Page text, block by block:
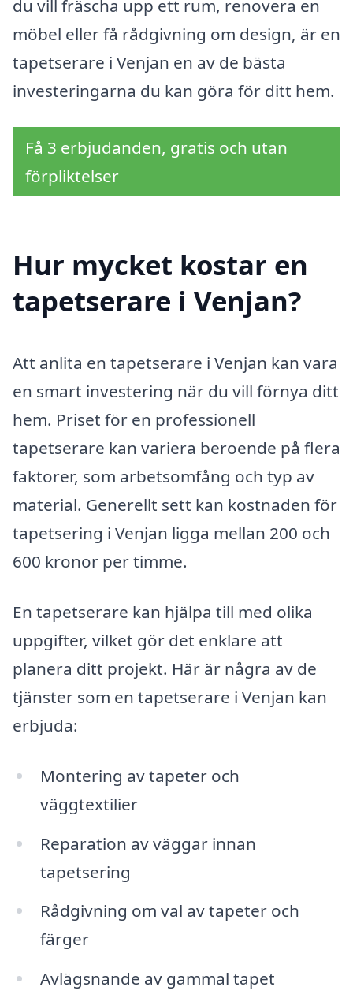
du vill fräscha upp ett rum, renovera en
möbel eller få rådgivning om design, är en
tapetserare i Venjan en av de bästa
investeringarna du kan göra för ditt hem.
Få 3 erbjudanden, gratis och utan
förpliktelser
Hur mycket kostar en
tapetserare i Venjan?
Att anlita en tapetserare i Venjan kan vara
en smart investering när du vill förnya ditt
hem. Priset för en professionell
tapetserare kan variera beroende på flera
faktorer, som arbetsomfång och typ av
material. Generellt sett kan kostnaden för
tapetsering i Venjan ligga mellan 200 och
600 kronor per timme.
En tapetserare kan hjälpa till med olika
uppgifter, vilket gör det enklare att
planera ditt projekt. Här är några av de
tjänster som en tapetserare i Venjan kan
erbjuda:
Montering av tapeter och
väggtextilier
Reparation av väggar innan
tapetsering
Rådgivning om val av tapeter och
färger
Avlägsnande av gammal tapet